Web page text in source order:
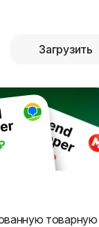
Загрузить
товарную